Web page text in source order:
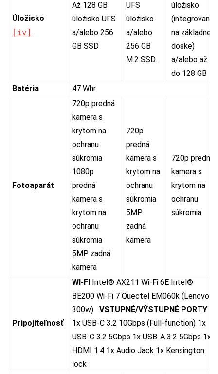
Úložisko
[iv]
Až 128 GB
úložisko UFS
a/alebo 256
GB SSD
UFS
úložisko
a/alebo
256 GB
M.2 SSD.
úložisko
(integrované
na základnej
doske)
a/alebo až
do 128 GB
Batéria
47 Whr
Fotoaparát
720p predná
kamera s
krytom na
ochranu
súkromia
1080p
predná
kamera s
krytom na
ochranu
súkromia
5MP zadná
kamera
720p
predná
kamera s
krytom na
ochranu
súkromia
5MP
zadná
kamera
720p predná
kamera s
krytom na
ochranu
súkromia
Pripojiteľnosť
WI-FI
Intel® AX211 Wi-Fi 6E Intel®
BE200 Wi-Fi 7 Quectel EM060k (Lenovo
300w) VSTUPNÉ/VÝSTUPNÉ PORTY
1x USB-C 3.2 10Gbps (Full-function) 1x
USB-C 3.2 5Gbps 1x USB-A 3.2 5Gbps 1x
HDMI 1.4 1x Audio Jack 1x Kensington
lock